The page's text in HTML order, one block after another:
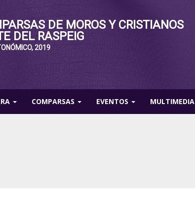
DE MOROS Y CRISTIANOS
DEL RASPEIG
2019
COMPARSAS EVENTOS MULTIMEDIA